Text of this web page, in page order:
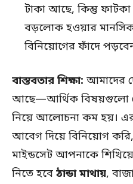
টাকা আছে, কিন্তু ফাটকা
বড়লোক হওয়ার
বিনিয়োগের ফাঁদে
বাস্তবতার শিক্ষা: আমাদের
আছে—আর্থিক বিষয়গুলো
নিয়ে আলোচনা কম হয়।
আবেগ দিয়ে বিনিয়োগ
মাইন্ডসেট আপনাকে শিখিয়ে
নিতে হবে ঠান্ডা মাথায়,